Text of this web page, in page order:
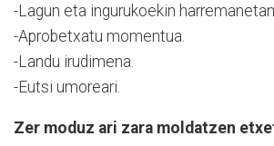
-Lagun eta ingurukoekin
-Aprobetxatu momentua.
-Landu irudimena.
-Eutsi umoreari.
Zer moduz ari zara moldatzen